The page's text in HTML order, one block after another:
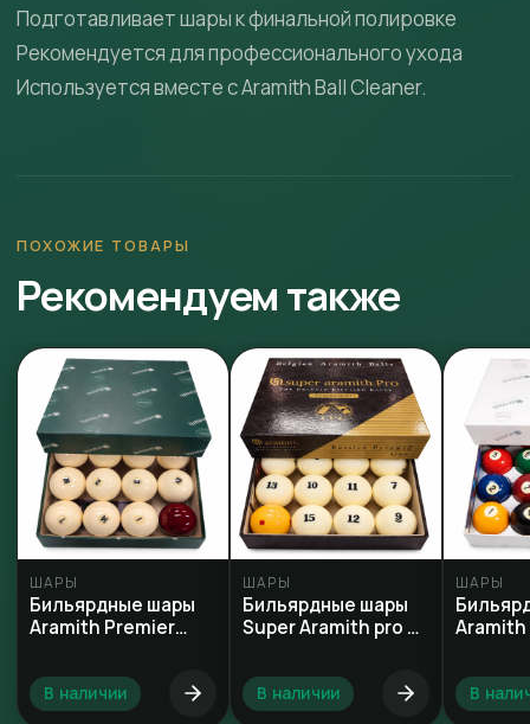
Подготавливает шары к финальной полировке
Рекомендуется для профессионального ухода
Используется вместе с Aramith Ball Cleaner.
ПОХОЖИЕ ТОВАРЫ
Рекомендуем также
ШАРЫ
Бильярдные шары
Aramith Premier
В наличии
ШАРЫ
Бильярдные шары
Super Aramith pro 67
В наличии
ШАРЫ
В